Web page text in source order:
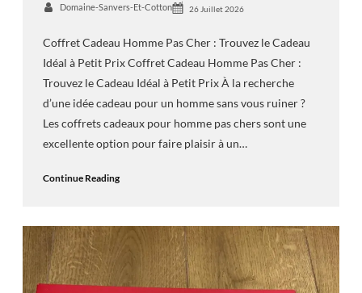
Domaine-Sanvers-Et-Cotton 26 Juillet 2026
Coffret Cadeau Homme Pas Cher : Trouvez le Cadeau
Idéal à Petit Prix Coffret Cadeau Homme Pas Cher :
Trouvez le Cadeau Idéal à Petit Prix À la recherche
d’une idée cadeau pour un homme sans vous ruiner ?
Les coffrets cadeaux pour homme pas chers sont une
excellente option pour faire plaisir à un…
Continue Reading